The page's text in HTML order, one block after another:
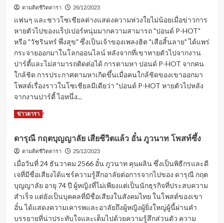
คยุน
Sun
Kyun)
เสีย
ชีวิต
แล้ว
ตามติดชีวิตดารา 26/12/2023
แฟนๆ และชาวโซเชียลต่างแสดงความห่วงใยไม่น้อยเมื่อข่าวการ
หายตัวไปของแร็ปเปอร์หนุ่มมากความสามารถ "ปอนด์ P-HOT"
หรือ "วัชรินทร์ พึ่งสุข" ซึ่งเป็นเจ้าของเพลงฮิต "เสือสิ้นลาย" ได้แพร่
กระจายออกมาในโลกออนไลน์ หลังจากที่เขาหายตัวไปจากงาน
ปาร์ตี้และไม่สามารถติดต่อได้ การตามหา ปอนด์ P-HOT จากคน
ใกล้ชิด การประกาศตามหาเกิดขึ้นเมื่อคนใกล้ชิดของเขาออกมา
โพสต์เรื่องราวในโซเชียลมีเดียว่า "ปอนด์ P-HOT หายตัวไปหลัง
จากงานปาร์ตี้ ไอหนึ่ง...
Read MoreRead
แร็ป
เปอร์
“ปอนด์
P-
HOT”
ปลอดภัย
ดี
หลัง
หายตัว
ข่าวดารา
ดารุณี กฤตบุญญาลัย เสียชีวิตแล้ว อั๋น ภูวนาท โพสท์ซึ้ง
ตามติดชีวิตดารา 25/12/2023
เมื่อวันที่ 24 ธันวาคม 2566 อั๋น ภูวนาท คุนผลิน ซึ่งเป็นพิธีกรและดี
เจที่มีชื่อเสียงได้แชร์ความรู้สึกอาลัยต่อการจากไปของ ดารุณี กฤต
บุญญาลัย อายุ 74 ปี ผู้หญิงที่ไม่เพียงแต่เป็นนักธุรกิจที่ประสบความ
สำเร็จ แต่ยังเป็นบุคคลที่มีชื่อเสียงในสังคมไทย ในโพสต์ของเขา
อั๋น ได้แสดงความเคารพและอาลัยถึงผู้หญิงผู้ยิ่งใหญ่ผู้นี้ผ่านคำ
บรรยายที่น่าประทับใจและเต็มไปด้วยความรู้สึกส่วนตัว ความ